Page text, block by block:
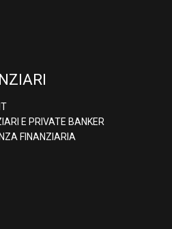
E PRIVATE BANKER
FINANZIARIA